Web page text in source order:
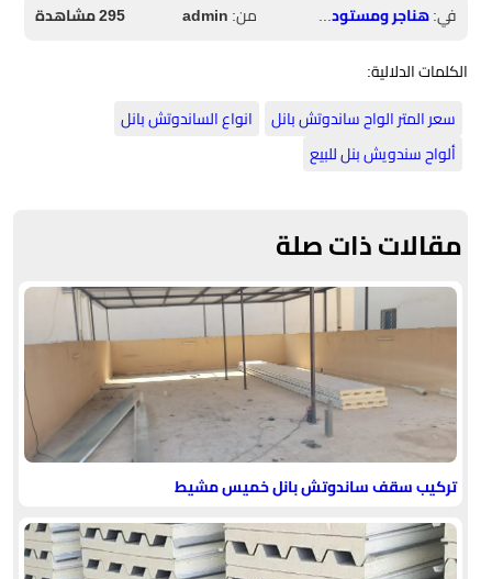
في:هناجر ومستودعات الجنوب من:admin
295 مشاهدة
الكلمات الدلالية:
سعر المتر الواح ساندوتش بانل
انواع الساندوتش بانل
ألواح سندويش بنل للبيع
مقالات ذات صلة
تركيب سقف ساندوتش بانل خميس مشيط